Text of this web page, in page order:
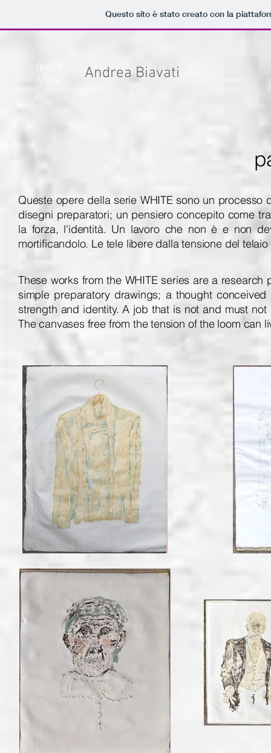
Questo sito è stato creato con la
quick
Andrea Biavati
Queste opere della serie WHITE sono un
disegni preparatori; un pensiero concepito come
la forza, l'identità. Un lavoro che non è e non
mortificandolo. Le tele libere dalla tensione del
These works from the WHITE series are a
simple preparatory drawings; a thought
strength and identity. A job that is not and must
The canvases free from the tension of the loom can